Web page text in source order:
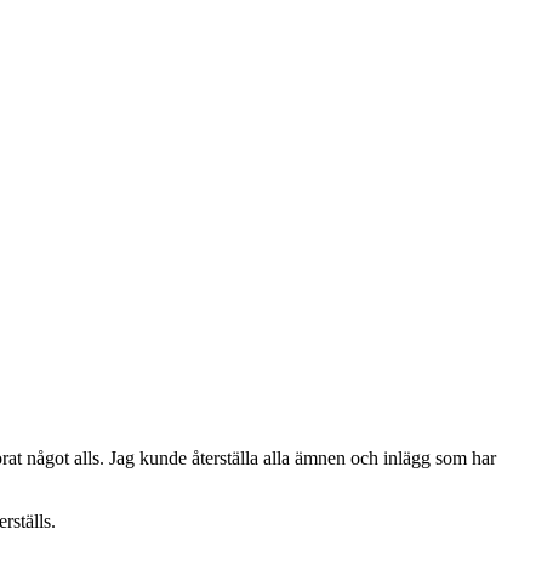
något alls. Jag kunde återställa alla ämnen och inlägg som har